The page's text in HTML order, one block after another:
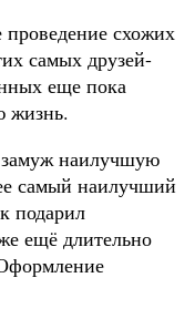
схожих
самых друзей-
еще пока
жизнь.
замуж наилучшую
самый наилучший
подарил
ещё длительно